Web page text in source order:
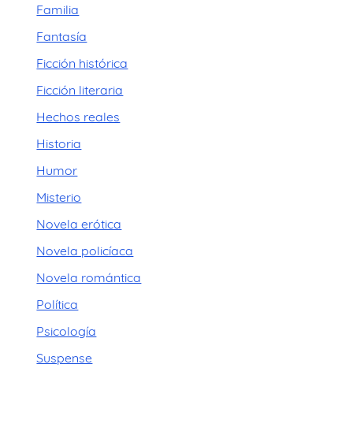
Familia
Fantasía
Ficción histórica
Ficción literaria
Hechos reales
Historia
Humor
Misterio
Novela erótica
Novela policíaca
Novela romántica
Política
Psicología
Suspense